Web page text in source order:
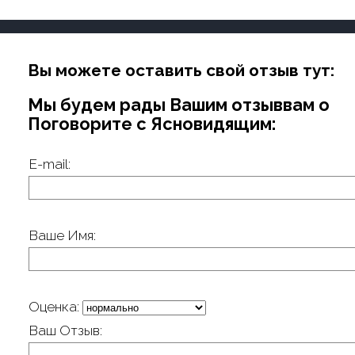
Вы можете оставить свой отзыв тут:
Мы будем рады Вашим отзыввам о
Поговорите с Ясновидящим:
E-mail:
Ваше Имя:
Оценка:
Ваш Отзыв: